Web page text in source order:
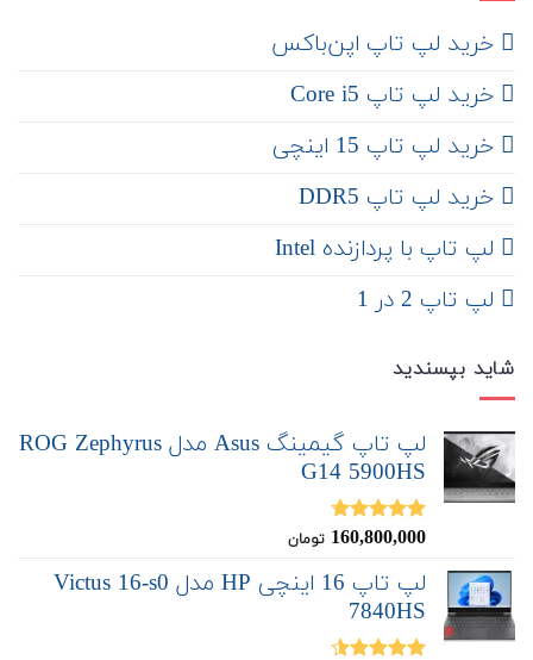
‌ خرید لپ تاپ اپن‌باکس
خرید لپ تاپ Core i5
‌‌ خرید لپ تاپ 15 اینچی
خرید لپ تاپ DDR5
لپ تاپ با پردازنده Intel
لپ تاپ 2 در 1
شاید بپسندید
لپ تاپ گیمینگ Asus مدل ROG Zephyrus
G14 5900HS
نمره4.67
160,800,000 تومان
لپ تاپ 16 اینچی HP مدل Victus 16-s0
7840HS